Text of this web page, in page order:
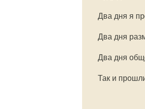
Два дня я
Два дня
Два дня
Так и